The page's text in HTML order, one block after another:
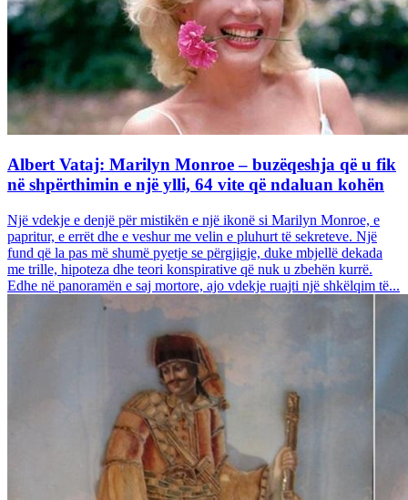
Albert Vataj: Marilyn Monroe – buzëqeshja që u fik
në shpërthimin e një ylli, 64 vite që ndaluan kohën
Një vdekje e denjë për mistikën e një ikonë si Marilyn Monroe, e
papritur, e errët dhe e veshur me velin e pluhurt të sekreteve. Një
fund që la pas më shumë pyetje se përgjigje, duke mbjellë dekada
me trille, hipoteza dhe teori konspirative që nuk u zbehën kurrë.
Edhe në panoramën e saj mortore, ajo vdekje ruajti një shkëlqim të...